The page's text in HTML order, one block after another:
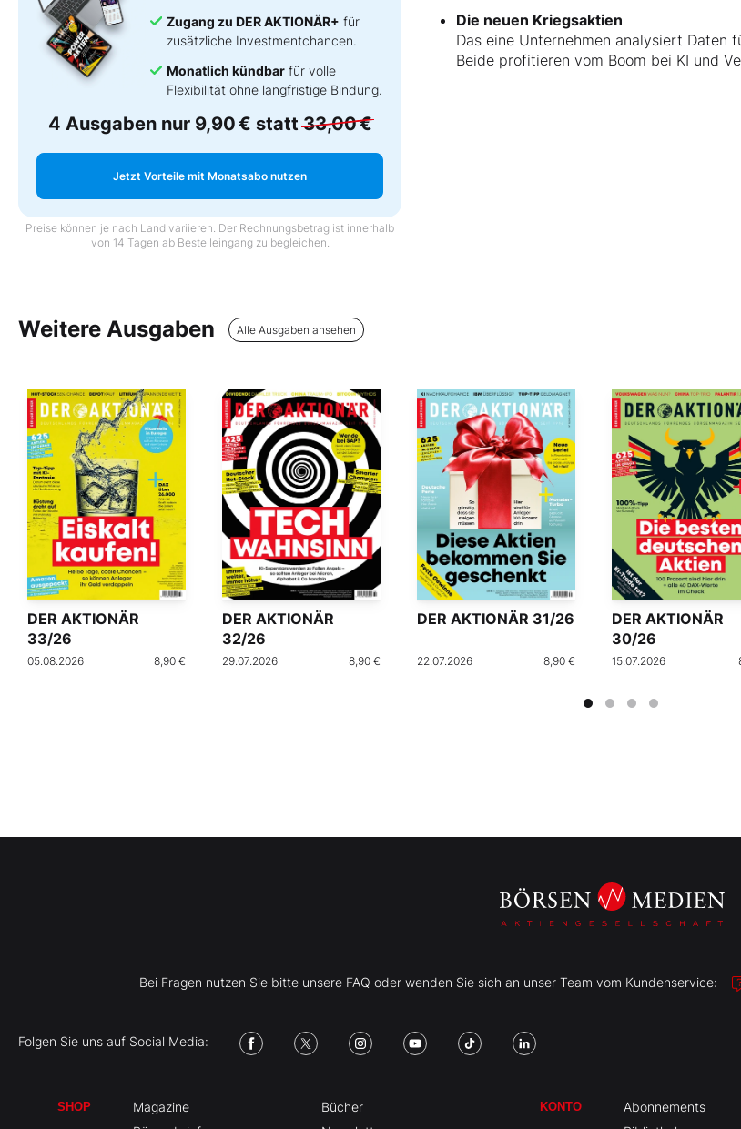
Zugang zu DER AKTIONÄR+ für
zusätzliche Investmentchancen.
Monatlich kündbar für volle
Flexibilität ohne langfristige Bindung.
4 Ausgaben nur 9,90 € statt33,00 €
Jetzt Vorteile mit Monatsabo nutzen
Preise können je nach Land variieren. Der Rechnungsbetrag ist innerhalb
von 14 Tagen ab Bestelleingang zu begleichen.
Die neuen Kriegsaktien
Das eine Unternehmen analysiert Daten
Beide profitieren vom Boom bei KI und
Weitere Ausgaben Alle Ausgaben ansehen
DER AKTIONÄR
33/26
05.08.2026 8,90 €
DER AKTIONÄR
32/26
29.07.2026 8,90 €
DER AKTIONÄR 31/26
22.07.2026 8,90 €
DER AKTIONÄR
30/26
15.07.2026
Bei Fragen nutzen Sie bitte unsere FAQ oder wenden Sie sich an unser Team vom Kundenservice:
Folgen Sie uns auf Social Media:
SHOP
Magazine
Bücher
KONTO
Abonnements